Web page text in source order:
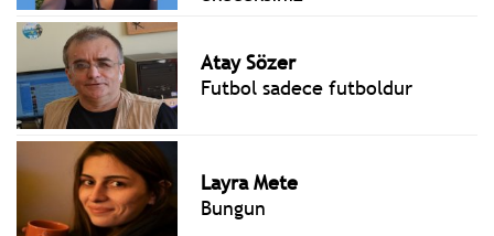
Atay Sözer
Futbol sadece futboldur
Layra Mete
Bungun